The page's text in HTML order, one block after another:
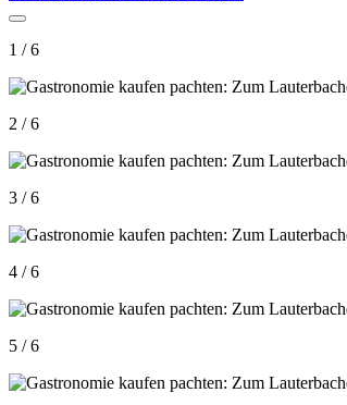
1 / 6
2 / 6
3 / 6
4 / 6
5 / 6